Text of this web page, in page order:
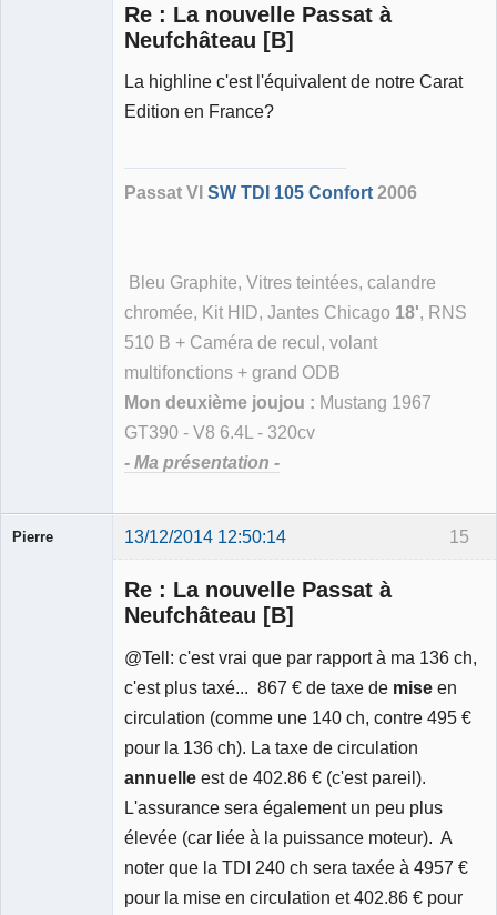
Re : La nouvelle Passat à
Neufchâteau [B]
La highline c'est l'équivalent de notre Carat
Edition en France?
Passat VI SW TDI 105 Confort 2006
Bleu Graphite, Vitres teintées, calandre
chromée, Kit HID, Jantes Chicago 18', RNS
510 B + Caméra de recul, volant
multifonctions + grand ODB
Mon deuxième joujou : Mustang 1967
GT390 - V8 6.4L - 320cv
- Ma présentation -
15
Pierre 13/12/2014 12:50:14
Re : La nouvelle Passat à
Neufchâteau [B]
@Tell: c'est vrai que par rapport à ma 136 ch,
c'est plus taxé... 867 € de taxe de mise en
circulation (comme une 140 ch, contre 495 €
pour la 136 ch). La taxe de circulation
annuelle est de 402.86 € (c'est pareil).
L'assurance sera également un peu plus
élevée (car liée à la puissance moteur). A
noter que la TDI 240 ch sera taxée à 4957 €
pour la mise en circulation et 402.86 € pour